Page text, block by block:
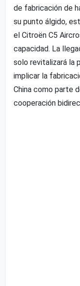
de fabricación de
su punto álgido,
el Citroën C5
capacidad. La
solo revitalizará la
implicar la
China como parte
cooperación